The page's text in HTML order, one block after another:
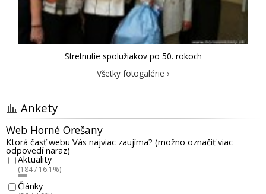
Stretnutie spolužiakov po 50. rokoch
Všetky fotogalérie ›
Ankety
Web Horné Orešany
Ktorá časť webu Vás najviac zaujíma? (možno označiť viac
odpovedí naraz)
Aktuality
(184 / 16.1%)
Články